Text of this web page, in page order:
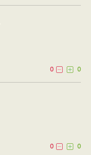
0
0
0
0